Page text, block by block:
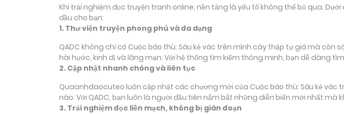
Khi trải nghiệm đọc truyện tranh online, nền tảng là yếu tố không thể bỏ qua.
đầu cho bạn:
1. Thư viện truyện phong phú và đa dạng
QADC không chỉ có Cuộc báo thù: Sáu kẻ vác trên mình cây thập tự giá mà còn
hài hước, kinh dị và lãng mạn. Với hệ thống tìm kiếm thông minh, bạn dễ dàng
2. Cập nhật nhanh chóng và liên tục
Quaanhdaocuteo luôn cập nhật các chương mới của Cuộc báo thù: Sáu kẻ vác
nào. Với QADC, bạn luôn là người đầu tiên nắm bắt những diễn biến mới nhất mà
3. Trải nghiệm đọc liền mạch, không bị gián đoạn